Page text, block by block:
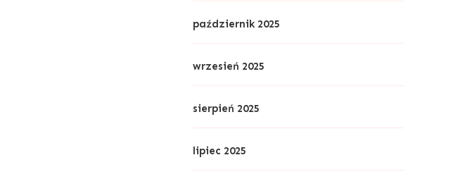
październik 2025
wrzesień 2025
sierpień 2025
lipiec 2025